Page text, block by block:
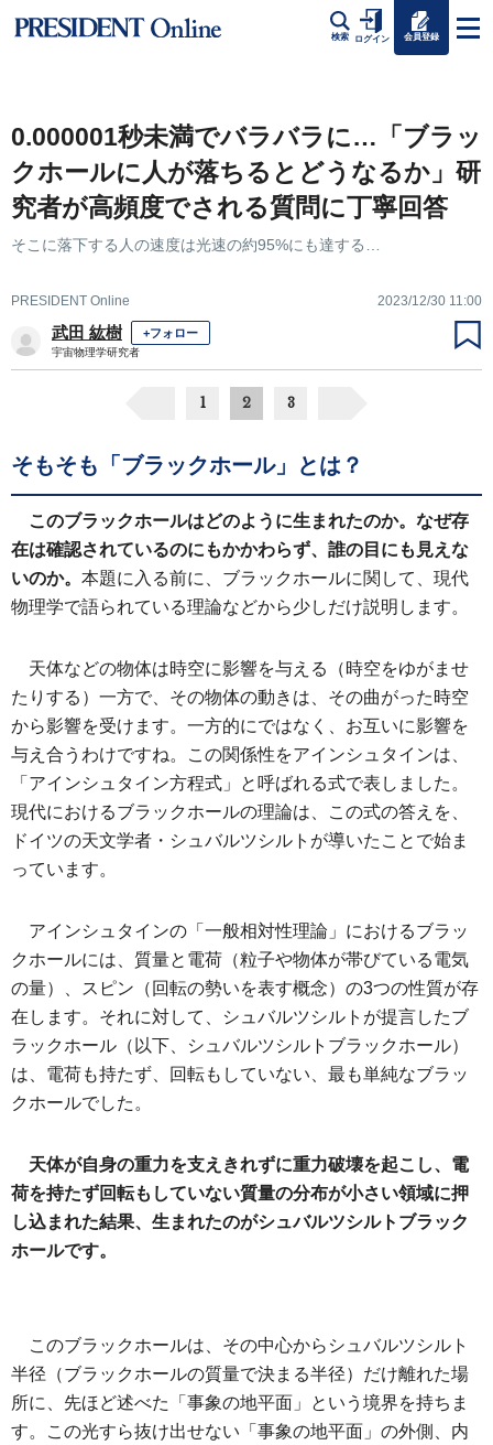
検索 ログイン 会員登録
0.000001秒未満でバラバラに…「ブラッ
クホールに人が落ちるとどうなるか」研
究者が高頻度でされる質問に丁寧回答
そこに落下する人の速度は光速の約95%にも達する…
PRESIDENT Online 2023/12/30 11:00
武田 紘樹 +フォロー
宇宙物理学研究者
1 2 3
そもそも「ブラックホール」とは？
このブラックホールはどのように生まれたのか。なぜ存
在は確認されているのにもかかわらず、誰の目にも見えな
いのか。 本題に入る前に、ブラックホールに関して、現代
物理学で語られている理論などから少しだけ説明します。
天体などの物体は時空に影響を与える（時空をゆがませ
たりする）一方で、その物体の動きは、その曲がった時空
から影響を受けます。一方的にではなく、お互いに影響を
与え合うわけですね。この関係性をアインシュタインは、
「アインシュタイン方程式」と呼ばれる式で表しました。
現代におけるブラックホールの理論は、この式の答えを、
ドイツの天文学者・シュバルツシルトが導いたことで始ま
っています。
アインシュタインの「一般相対性理論」におけるブラッ
クホールには、質量と電荷（粒子や物体が帯びている電気
の量）、スピン（回転の勢いを表す概念）の3つの性質が存
在します。それに対して、シュバルツシルトが提言したブ
ラックホール（以下、シュバルツシルトブラックホール）
は、電荷も持たず、回転もしていない、最も単純なブラッ
クホールでした。
天体が自身の重力を支えきれずに重力破壊を起こし、電
荷を持たず回転もしていない質量の分布が小さい領域に押
し込まれた結果、生まれたのがシュバルツシルトブラック
ホールです。
このブラックホールは、その中心からシュバルツシルト
半径（ブラックホールの質量で決まる半径）だけ離れた場
所に、先ほど述べた「事象の地平面」という境界を持ちま
す。この光すら抜け出せない「事象の地平面」の外側、内